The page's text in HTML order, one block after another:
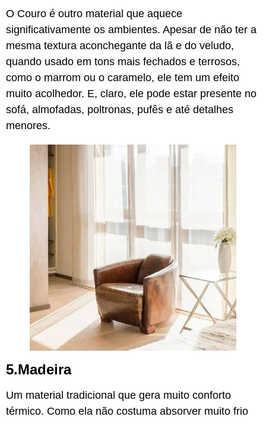
O Couro é outro material que aquece
significativamente os ambientes. Apesar de não ter a
mesma textura aconchegante da lã e do veludo,
quando usado em tons mais fechados e terrosos,
como o marrom ou o caramelo, ele tem um efeito
muito acolhedor. E, claro, ele pode estar presente no
sofá, almofadas, poltronas, pufês e até detalhes
menores.
5.Madeira
Um material tradicional que gera muito conforto
térmico. Como ela não costuma absorver muito frio